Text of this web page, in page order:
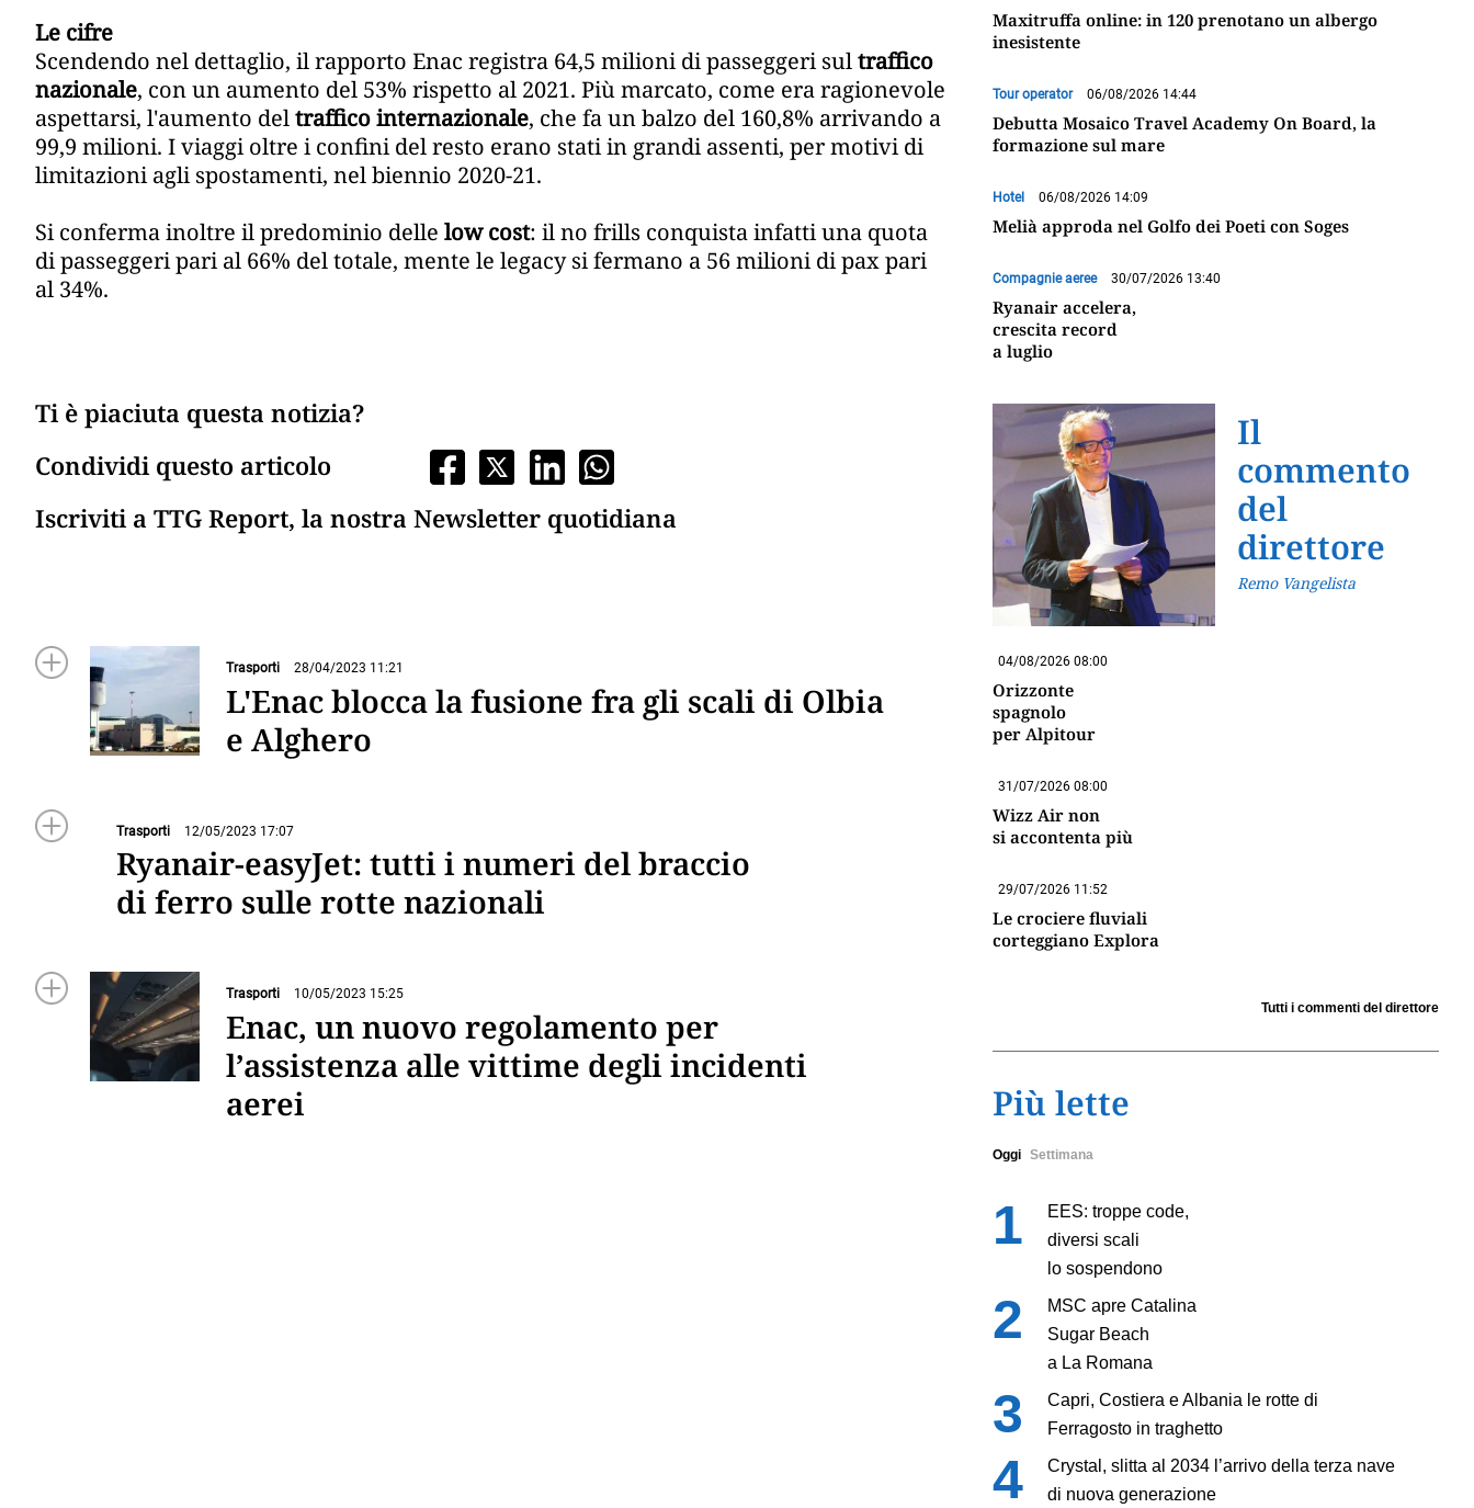
Le cifre
Scendendo nel dettaglio, il rapporto Enac registra 64,5 milioni di passeggeri sultraffico
nazionale, con un aumento del 53% rispetto al 2021. Più marcato, come era ragionevole
aspettarsi, l'aumento deltraffico internazionale, che fa un balzo del 160,8% arrivando a
99,9 milioni. I viaggi oltre i confini del resto erano stati in grandi assenti, per motivi di
limitazioni agli spostamenti, nel biennio 2020-21.
Si conferma inoltre il predominio delle low cost: il no frills conquista infatti una quota
di passeggeri pari al 66% del totale, mente le legacy si fermano a 56 milioni di pax pari
al 34%.
Ti è piaciuta questa notizia?
Condividi questo articolo
Iscriviti a TTG Report, la nostra Newsletter quotidiana
Trasporti 28/04/2023 11:21
L'Enac blocca la fusione fra gli scali di Olbia
e Alghero
Trasporti 12/05/2023 17:07
Ryanair-easyJet: tutti i numeri del braccio
di ferro sulle rotte nazionali
Trasporti 10/05/2023 15:25
Enac, un nuovo regolamento per
l’assistenza alle vittime degli incidenti
aerei
Maxitruffa online: in 120 prenotano un albergo
inesistente
Tour operator 06/08/2026 14:44
Debutta Mosaico Travel Academy On Board, la
formazione sul mare
Hotel 06/08/2026 14:09
Melià approda nel Golfo dei Poeti con Soges
Compagnie aeree 30/07/2026 13:40
Ryanair accelera,
crescita record
a luglio
Il
commento
del
direttore
Remo Vangelista
04/08/2026 08:00
Orizzonte
spagnolo
per Alpitour
31/07/2026 08:00
Wizz Air non
si accontenta più
29/07/2026 11:52
Le crociere fluviali
corteggiano Explora
Tutti i commenti del direttore
Più lette
Oggi Settimana
EES: troppe code,
diversi scali
lo sospendono
MSC apre Catalina
Sugar Beach
a La Romana
Capri, Costiera e Albania le rotte di
Ferragosto in traghetto
Crystal, slitta al 2034 l’arrivo della terza nave
di nuova generazione